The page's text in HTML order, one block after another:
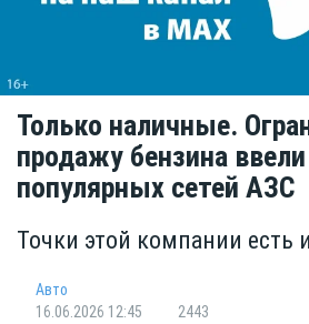
Только наличные.
продажу бензина
популярных сетей АЗС
Точки этой компании есть
Авто
16.06.2026 12:45
2443